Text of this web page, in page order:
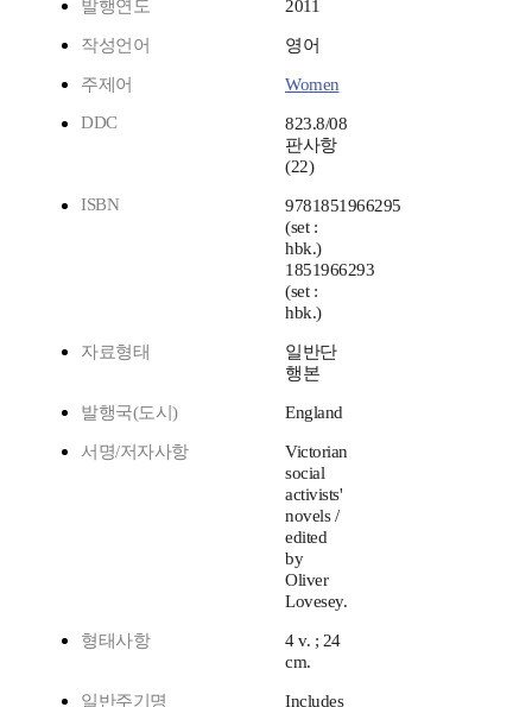
발행연도 2011
작성언어 영어
주제어
Women
DDC
823.8/08
판사항
(22)
ISBN
9781851966295
(set :
hbk.)
1851966293
(set :
hbk.)
자료형태
일반단
행본
발행국(도시) England
서명/저자사항
Victorian
social
activists'
novels /
edited
by
Oliver
Lovesey.
형태사항
4 v. ; 24
cm.
일반주기명
Includes